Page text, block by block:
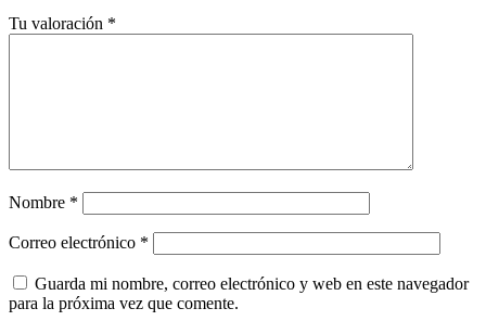
Tu valoración *
Nombre *
Correo electrónico *
Guarda mi nombre, correo electrónico y web en este navegador
para la próxima vez que comente.